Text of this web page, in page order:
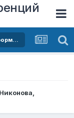
Образование как фактор национальной трансформации рынка труда
,